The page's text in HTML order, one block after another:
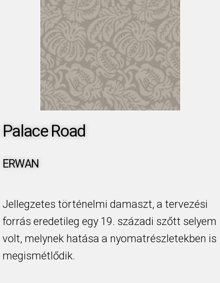
Palace Road
ERWAN
Jellegzetes történelmi damaszt, a tervezési
forrás eredetileg egy 19. századi szőtt selyem
volt, melynek hatása a nyomatrészletekben is
megismétlődik.